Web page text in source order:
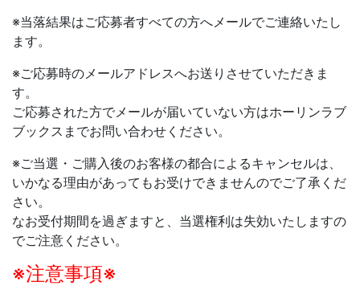
※当落結果はご応募者すべての方へメールでご連絡いたし
ます。
※ご応募時のメールアドレスへお送りさせていただきま
す。
ご応募された方でメールが届いていない方はホーリンラブ
ブックスまでお問い合わせください。
※ご当選・ご購入後のお客様の都合によるキャンセルは、
いかなる理由があってもお受けできませんのでご了承くだ
さい。
なお受付期間を過ぎますと、当選権利は失効いたしますの
でご注意ください。
※注意事項※